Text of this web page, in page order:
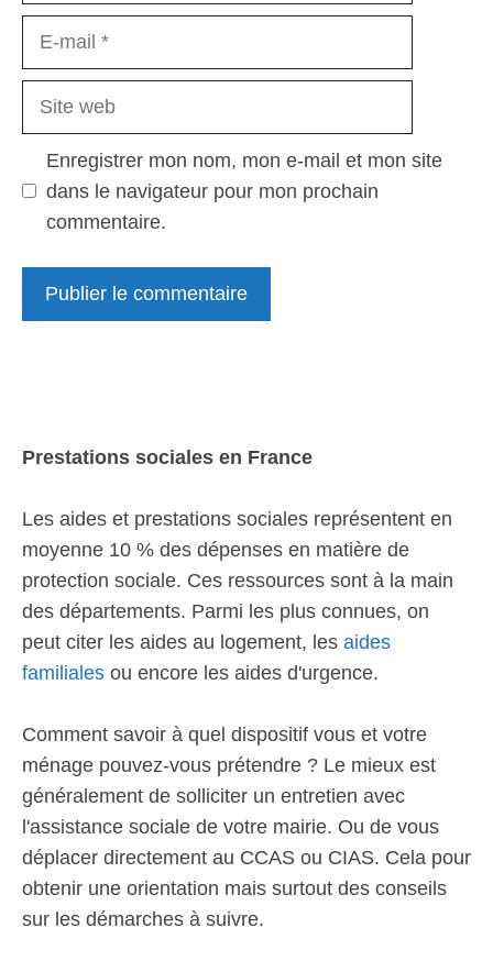
Site
Enregistrer mon nom, mon e-mail et mon site
dans le navigateur pour mon prochain
commentaire.
Prestations sociales en France
Les aides et prestations sociales représentent en
moyenne 10 % des dépenses en matière de
protection sociale. Ces ressources sont à la main
des départements. Parmi les plus connues, on
peut citer les aides au logement, les aides
familiales ou encore les aides d'urgence.
Comment savoir à quel dispositif vous et votre
ménage pouvez-vous prétendre ? Le mieux est
généralement de solliciter un entretien avec
l'assistance sociale de votre mairie. Ou de vous
déplacer directement au CCAS ou CIAS. Cela pour
obtenir une orientation mais surtout des conseils
sur les démarches à suivre.